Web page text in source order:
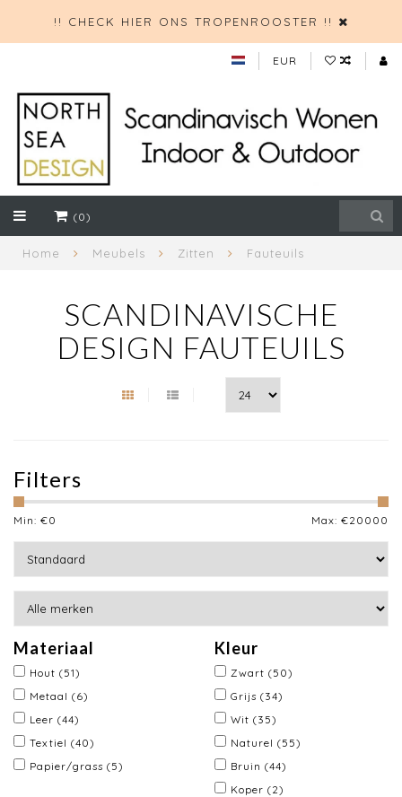
!! CHECK HIER ONS TROPENROOSTER !!
EUR
(0)
Home Meubels Zitten Fauteuils
SCANDINAVISCHE
DESIGN FAUTEUILS
Filters
Min: €0 Max: €20000
Materiaal
Hout (51)
Metaal (6)
Leer (44)
Textiel (40)
Papier/grass (5)
Kleur
Zwart (50)
Grijs (34)
Wit (35)
Naturel (55)
Bruin (44)
Koper (2)